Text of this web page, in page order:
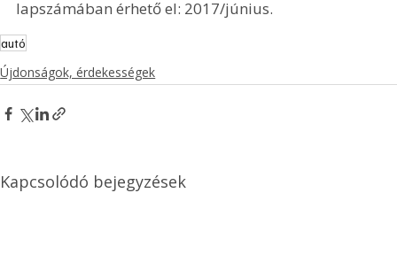
lapszámában érhető el: 2017/június.
autó
Újdonságok, érdekességek
Kapcsolódó bejegyzések